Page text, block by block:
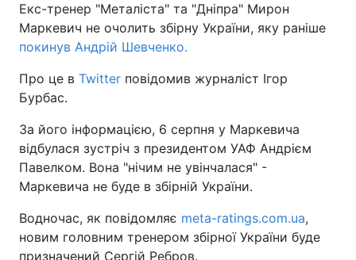
Екс-тренер "Металіста" та "Дніпра" Мирон
Маркевич не очолить збірну України, яку раніше
покинув Андрій Шевченко.
Про це в Twitter повідомив журналіст Ігор
Бурбас.
За його інформацією, 6 серпня у Маркевича
відбулася зустріч з президентом УАФ Андрієм
Павелком. Вона "нічим не увінчалася" -
Маркевича не буде в збірній України.
Водночас, як повідомляє meta-ratings.com.ua,
новим головним тренером збірної України буде
призначений Сергій Ребров.